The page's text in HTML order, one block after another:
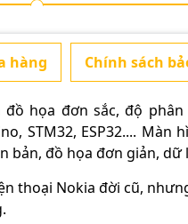
hàng Chính sách
đồ họa đơn sắc, độ
STM32, ESP32....
bản, đồ họa đơn giản,
thoại Nokia đời cũ,